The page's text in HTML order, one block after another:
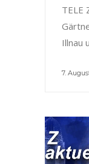
TELE
Illnau
7.